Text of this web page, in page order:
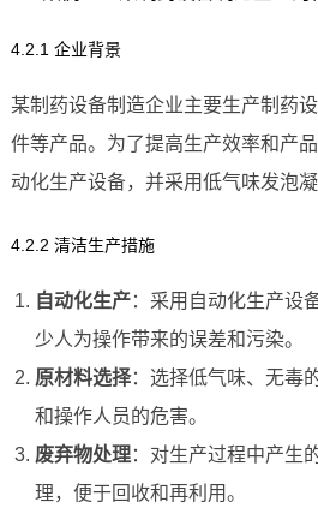
4.2.1 企业背景
某制药设备制造企业主要生产制药
件等产品。为了提高生产效率和产
动化生产设备，并采用低气味发泡凝
4.2.2 清洁生产措施
自动化生产：采用自动化生产设
少人为操作带来的误差和污染。
原材料选择：选择低气味、无毒
和操作人员的危害。
废弃物处理：对生产过程中产生
理，便于回收和再利用。